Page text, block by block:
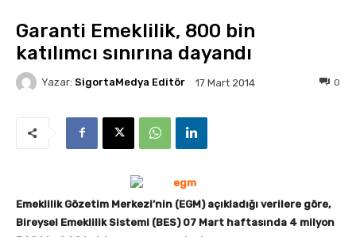
Garanti Emeklilik, 800 bin
katılımcı sınırına dayandı
Yazar: SigortaMedya Editör 17 Mart 2014 0
Emeklilik Gözetim Merkezi’nin (EGM) açıkladığı verilere göre,
Bireysel Emeklilik Sistemi (BES) 07 Mart haftasında 4 milyon